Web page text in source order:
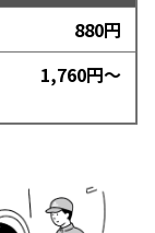
880円
1,760円～